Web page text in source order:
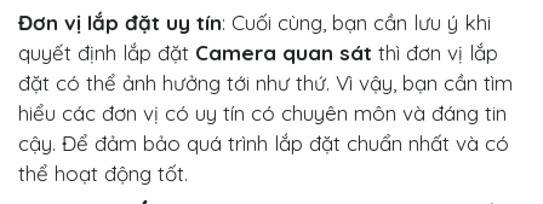
Đơn vị lắp đặt uy tín: Cuối cùng, bạn cần lưu ý khi
quyết định lắp đặt Camera quan sát thì đơn vị lắp
đặt có thể ảnh hưởng tới như thứ. Vì vậy, bạn cần tìm
hiểu các đơn vị có uy tín có chuyên môn và đáng tin
cậy. Để đảm bảo quá trình lắp đặt chuẩn nhất và có
thể hoạt động tốt.